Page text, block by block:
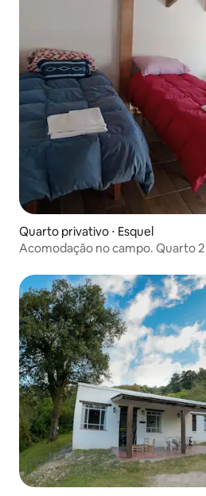
Quarto privativo ⋅ Esquel
Acomodação no campo. Quarto 2